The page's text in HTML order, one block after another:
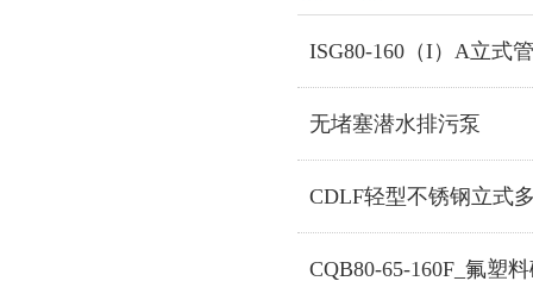
ISG80-160（I）A立式
无堵塞潜水排污泵
CDLF轻型不锈钢立式
CQB80-65-160F_氟塑